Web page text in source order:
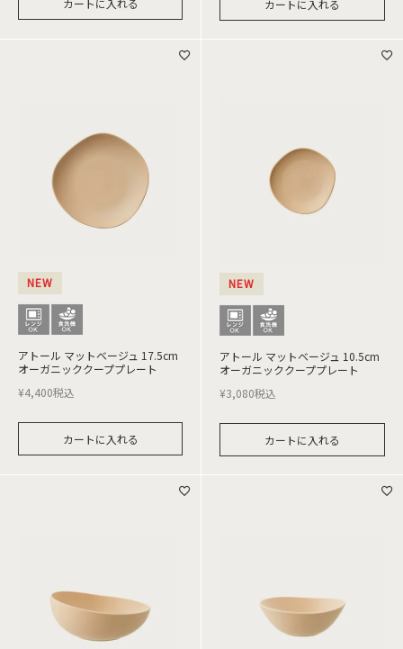
カートに入れる
NEW
アトール マットベージュ 17.5cm
オーガニッククーププレート
¥4,400税込
カートに入れる
NEW
アトール マットベージュ 10.5cm
オーガニッククーププレート
¥3,080税込
カートに入れる